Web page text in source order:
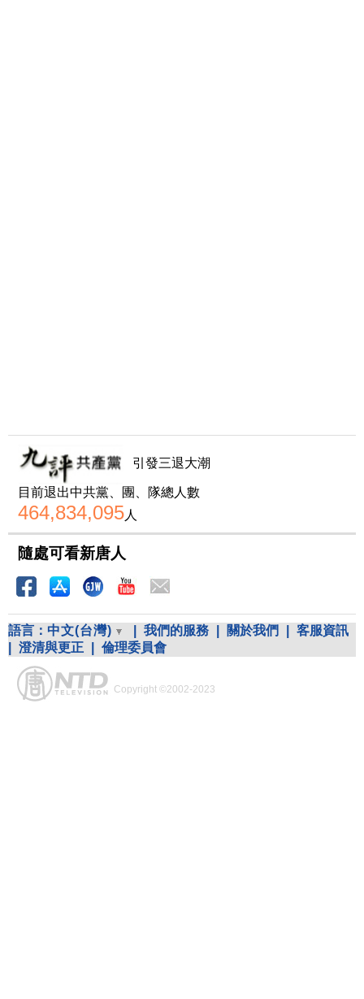
引發三退大潮
目前退出中共黨、團、隊總人數
464,834,095人
隨處可看新唐人
語言： 中文(台灣) 我們的服務 關於我們
客服資訊
澄清與更正 倫理委員會
Copyright ©2002-2023